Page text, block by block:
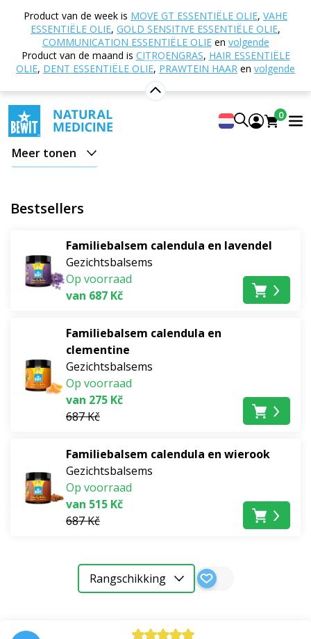
Product van de week is MOVE GT ESSENTIËLE OLIE, VAHE
ESSENTIËLE OLIE, GOLD SENSITIVE ESSENTIËLE OLIE,
COMMUNICATION ESSENTIËLE OLIEen volgende
Product van de maand is CITROENGRAS, HAIR ESSENTIËLE
OLIE, DENT ESSENTIËLE OLIE, PRAWTEIN HAAR en volgende
0
E-shop
Natuurlijke cosmetica
Huidverzorging
Gezichtsbalsems
Gezichtsbalsems
uitzonderlijkeeffecten van 100% pure en
natuurlijke huidbalsems. Deze bieden de fijnste oliën en
boters om je huid en teint de edelste verzorging te
geven en haar prachtig
fluweelzacht
achter te laten.
Meer tonen
Bestsellers
Familiebalsem calendula en lavendel
Gezichtsbalsems
Op voorraad
van 687 Kč
Familiebalsem calendula en
clementine
Gezichtsbalsems
Op voorraad
van 275 Kč
687 Kč
Familiebalsem calendula en wierook
Gezichtsbalsems
Op voorraad
van 515 Kč
687 Kč
Rangschikking